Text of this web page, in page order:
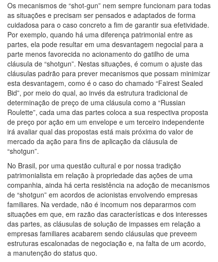
Os mecanismos de “shot-gun” nem sempre funcionam para todas
as situações e precisam ser pensados e adaptados de forma
cuidadosa para o caso concreto a fim de garantir sua efetividade.
Por exemplo, quando há uma diferença patrimonial entre as
partes, ela pode resultar em uma desvantagem negocial para a
parte menos favorecida no acionamento do gatilho de uma
cláusula de “shotgun”. Nestas situações, é comum o ajuste das
cláusulas padrão para prever mecanismos que possam minimizar
esta desvantagem, como é o caso do chamado “Fairest Sealed
Bid”, por meio do qual, ao invés da estrutura tradicional de
determinação de preço de uma cláusula como a “Russian
Roulette”, cada uma das partes coloca a sua respectiva proposta
de preço por ação em um envelope e um terceiro independente
irá avaliar qual das propostas está mais próxima do valor de
mercado da ação para fins de aplicação da cláusula de
“shotgun”.
No Brasil, por uma questão cultural e por nossa tradição
patrimonialista em relação à propriedade das ações de uma
companhia, ainda há certa resistência na adoção de mecanismos
de “shotgun” em acordos de acionistas envolvendo empresas
familiares. Na verdade, não é incomum nos depararmos com
situações em que, em razão das características e dos interesses
das partes, as cláusulas de solução de impasses em relação a
empresas familiares acabarem sendo cláusulas que preveem
estruturas escalonadas de negociação e, na falta de um acordo,
a manutenção do status quo.